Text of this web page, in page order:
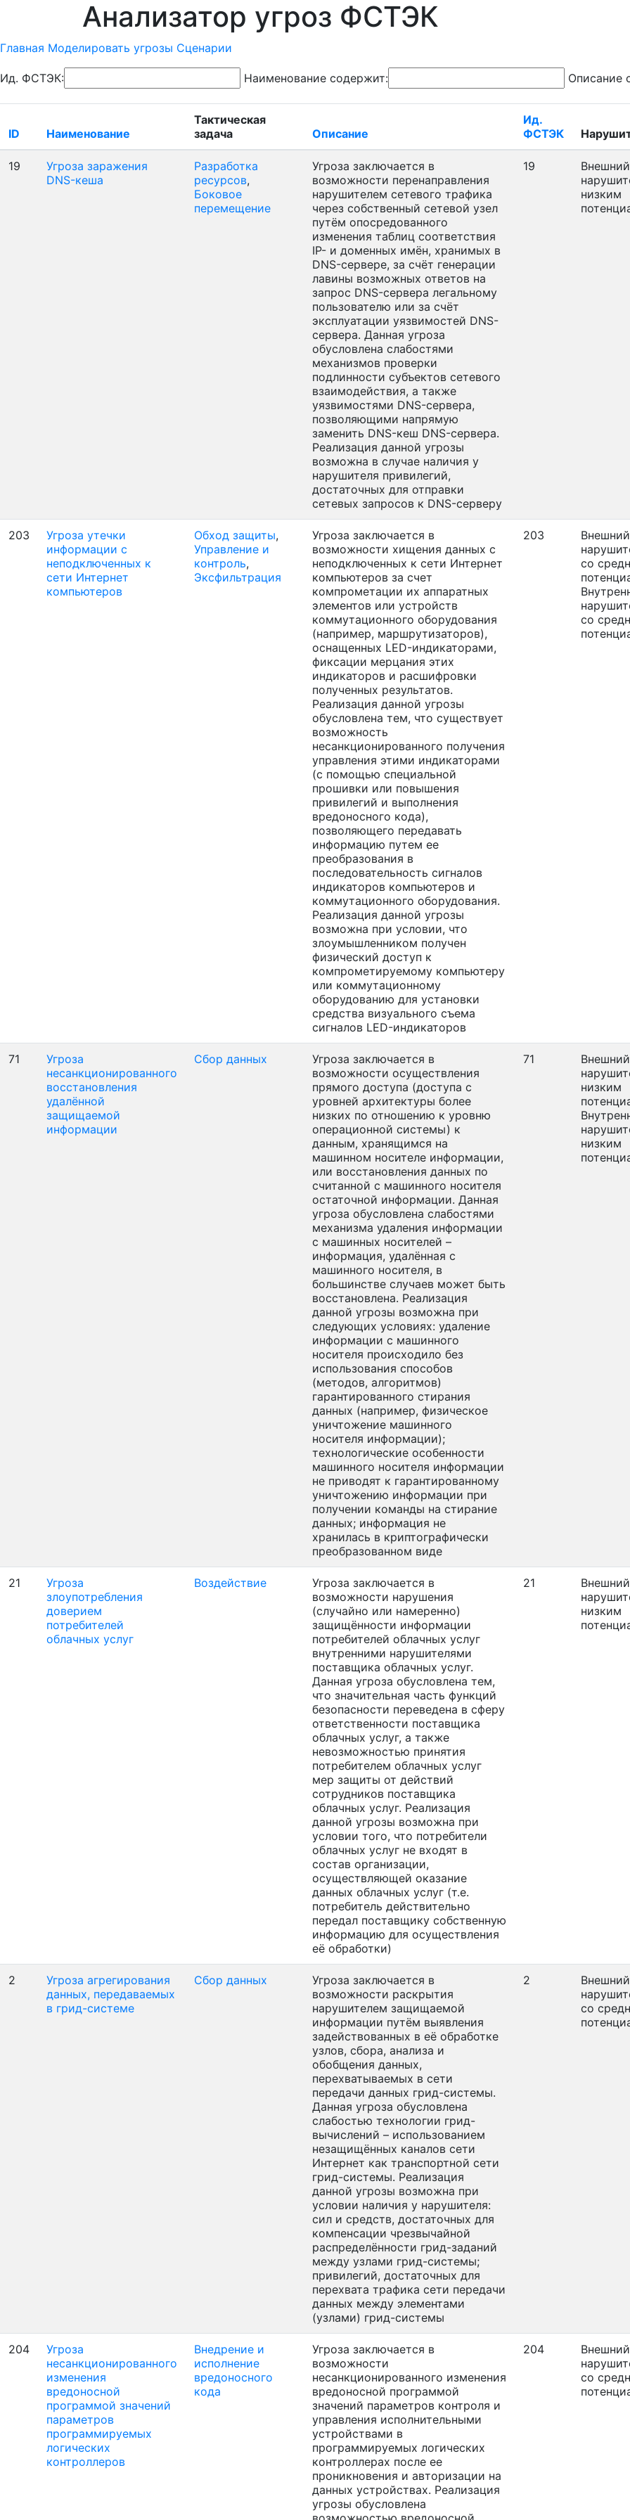
Анализатор угроз ФСТЭК
Главная Моделировать угрозы Сценарии
Ид. ФСТЭК: Наименование содержит: Описание
ID Наименование
Тактическая
задача
Описание
Ид.
ФСТЭК
19
Угроза заражения
DNS-кеша
Разработка
ресурсов,
Боковое
перемещение
Угроза заключается в
возможности перенаправления
нарушителем сетевого трафика
через собственный сетевой узел
путём опосредованного
изменения таблиц соответствия
IP- и доменных имён, хранимых в
DNS-сервере, за счёт генерации
лавины возможных ответов на
запрос DNS-сервера легальному
пользователю или за счёт
эксплуатации уязвимостей DNS-
сервера. Данная угроза
обусловлена слабостями
механизмов проверки
подлинности субъектов сетевого
взаимодействия, а также
уязвимостями DNS-сервера,
позволяющими напрямую
заменить DNS-кеш DNS-сервера.
Реализация данной угрозы
возможна в случае наличия у
нарушителя привилегий,
достаточных для отправки
сетевых запросов к DNS-серверу
19
Внешний
низким
203
Угроза утечки
информации с
неподключенных к
сети Интернет
компьютеров
Обход защиты,
Управление и
контроль,
Эксфильтрация
Угроза заключается в
возможности хищения данных с
неподключенных к сети Интернет
компьютеров за счет
компрометации их аппаратных
элементов или устройств
коммутационного оборудования
(например, маршрутизаторов),
оснащенных LED-индикаторами,
фиксации мерцания этих
индикаторов и расшифровки
полученных результатов.
Реализация данной угрозы
обусловлена тем, что существует
возможность
несанкционированного получения
управления этими индикаторами
(с помощью специальной
прошивки или повышения
привилегий и выполнения
вредоносного кода),
позволяющего передавать
информацию путем ее
преобразования в
последовательность сигналов
индикаторов компьютеров и
коммутационного оборудования.
Реализация данной угрозы
возможна при условии, что
злоумышленником получен
физический доступ к
компрометируемому компьютеру
или коммутационному
оборудованию для установки
средства визуального съема
сигналов LED-индикаторов
203
Внешний
со
со
71
Угроза
несанкционированного
восстановления
удалённой
защищаемой
информации
Сбор данных
Угроза заключается в
возможности осуществления
прямого доступа (доступа с
уровней архитектуры более
низких по отношению к уровню
операционной системы) к
данным, хранящимся на
машинном носителе информации,
или восстановления данных по
считанной с машинного носителя
остаточной информации. Данная
угроза обусловлена слабостями
механизма удаления информации
с машинных носителей –
информация, удалённая с
машинного носителя, в
большинстве случаев может быть
восстановлена. Реализация
данной угрозы возможна при
следующих условиях: удаление
информации с машинного
носителя происходило без
использования способов
(методов, алгоритмов)
гарантированного стирания
данных (например, физическое
уничтожение машинного
носителя информации);
технологические особенности
машинного носителя информации
не приводят к гарантированному
уничтожению информации при
получении команды на стирание
данных; информация не
хранилась в криптографически
преобразованном виде
71
Внешний
низким
низким
21
Угроза
злоупотребления
доверием
потребителей
облачных услуг
Воздействие
Угроза заключается в
возможности нарушения
(случайно или намеренно)
защищённости информации
потребителей облачных услуг
внутренними нарушителями
поставщика облачных услуг.
Данная угроза обусловлена тем,
что значительная часть функций
безопасности переведена в сферу
ответственности поставщика
облачных услуг, а также
невозможностью принятия
потребителем облачных услуг
мер защиты от действий
сотрудников поставщика
облачных услуг. Реализация
данной угрозы возможна при
условии того, что потребители
облачных услуг не входят в
состав организации,
осуществляющей оказание
данных облачных услуг (т.е.
потребитель действительно
передал поставщику собственную
информацию для осуществления
её обработки)
21
Внешний
низким
2
Угроза агрегирования
данных, передаваемых
в грид-системе
Сбор данных
Угроза заключается в
возможности раскрытия
нарушителем защищаемой
информации путём выявления
задействованных в её обработке
узлов, сбора, анализа и
обобщения данных,
перехватываемых в сети
передачи данных грид-системы.
Данная угроза обусловлена
слабостью технологии грид-
вычислений – использованием
незащищённых каналов сети
Интернет как транспортной сети
грид-системы. Реализация
данной угрозы возможна при
условии наличия у нарушителя:
сил и средств, достаточных для
компенсации чрезвычайной
распределённости грид-заданий
между узлами грид-системы;
привилегий, достаточных для
перехвата трафика сети передачи
данных между элементами
(узлами) грид-системы
2
Внешний
со
204
Угроза
несанкционированного
изменения
вредоносной
программой значений
параметров
программируемых
логических
контроллеров
Внедрение и
исполнение
вредоносного
кода
Угроза заключается в
возможности
несанкционированного изменения
вредоносной программой
значений параметров контроля и
управления исполнительными
устройствами в
программируемых логических
контроллерах после ее
проникновения и авторизации на
данных устройствах. Реализация
угрозы обусловлена
204
Внешний
со